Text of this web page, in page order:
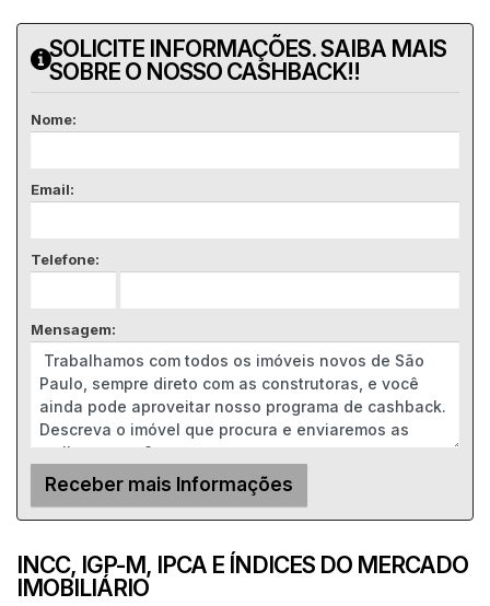
SOLICITE INFORMAÇÕES. SAIBA MAIS
SOBRE O NOSSO CASHBACK!!
Nome:
Email:
Telefone:
Mensagem:
INCC, IGP-M, IPCA E ÍNDICES DO MERCADO
IMOBILIÁRIO